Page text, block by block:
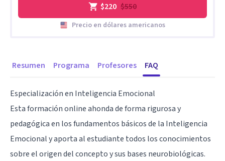
Resumen Programa Profesores FAQ
Especialización en Inteligencia Emocional
Esta formación online ahonda de forma rigurosa y
pedagógica en los fundamentos básicos de la Inteligencia
Emocional y aporta al estudiante todos los conocimientos
sobre el origen del concepto y sus bases neurobiológicas.
$220 $550
Precio en dólares americanos